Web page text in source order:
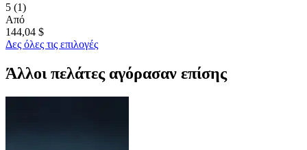
5 (1)
Από
144,04 $
Δες όλες τις επιλογές
Άλλοι πελάτες αγόρασαν επίσης